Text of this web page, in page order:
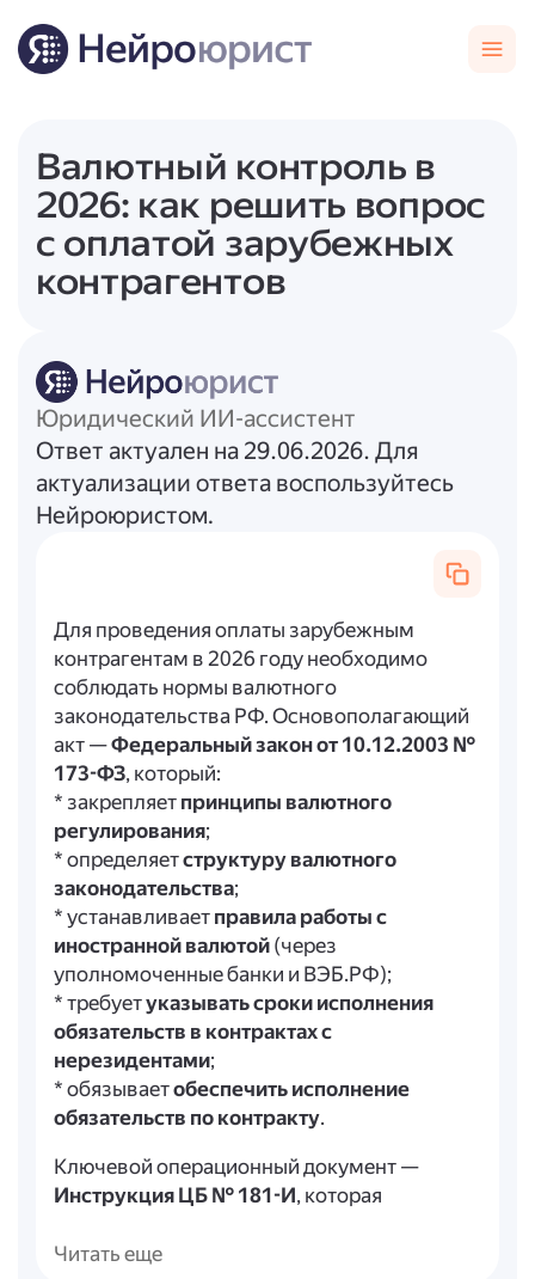
Валютный контроль в
2026: как решить вопрос
с оплатой зарубежных
контрагентов
Юридический ИИ-ассистент
Ответ актуален на 29.06.2026. Для
актуализации ответа воспользуйтесь
Нейроюристом.
Для проведения оплаты зарубежным
контрагентам в 2026 году необходимо
соблюдать нормы валютного
законодательства РФ. Основополагающий
акт —Федеральный закон от 10.12.2003 №
173-ФЗ, который:
* закрепляет принципы валютного
регулирования;
* определяетструктуру валютного
законодательства;
* устанавливает правила работы с
иностранной валютой(через
уполномоченные банки и ВЭБ.РФ);
* требуетуказывать сроки исполнения
обязательств в контрактах с
нерезидентами;
* обязываетобеспечить исполнение
обязательств по контракту.
Ключевой операционный документ —
Инструкция ЦБ № 181-И, которая
движением денег и товаров.
Читать еще